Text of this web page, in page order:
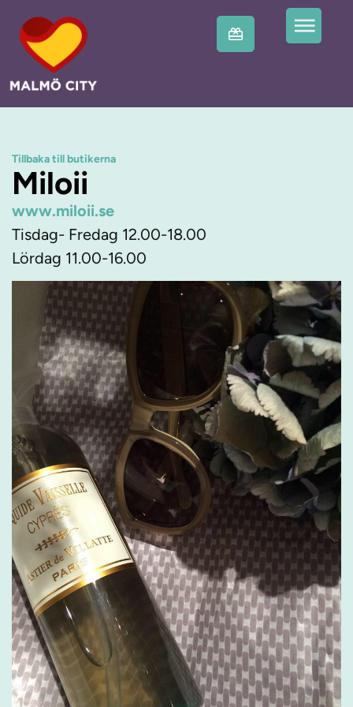
Tillbaka till butikerna
Miloii
www.miloii.se
Tisdag- Fredag 12.00-18.00
Lördag 11.00-16.00